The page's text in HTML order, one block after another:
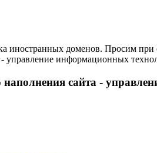
иностранных доменов. Просим
управление информационных
сайта -